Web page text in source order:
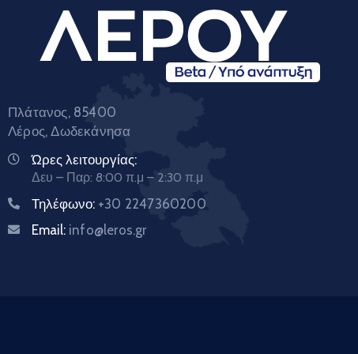
Πλάτανος, 85400
Λέρος, Δωδεκάνησα
Ώρες λειτουργίας:
Δευ – Παρ: 8:00 π.μ – 2:30 π.μ
Τηλέφωνο: +30 2247360200
Email: info@leros.gr